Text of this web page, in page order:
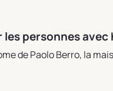
personnes avec
de Paolo Berro, la